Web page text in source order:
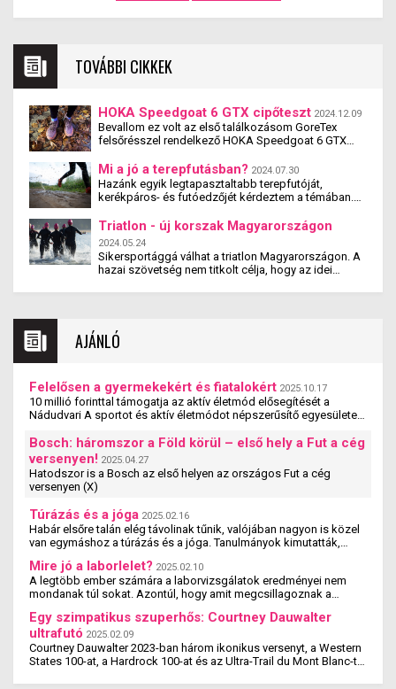
TOVÁBBI CIKKEK
HOKA Speedgoat 6 GTX cipőteszt 2024.12.09
Bevallom ez volt az első találkozásom GoreTex
felsőrésszel rendelkező HOKA Speedgoat 6 GTX
terepviszonyokhoz terveztek. Elvittem a Budai-
hegyekbe egy Balboa körre és a Spartacus ösvényre
is. Így alkalmam nyílt köves szintes terepen,
egynyomtávos gerincúton és patakátkeléseken is
kipróbálni, mit tud.
Mi a jó a terepfutásban? 2024.07.30
Hazánk egyik legtapasztaltabb terepfutóját,
kerékpáros- és futóedzőjét kérdeztem a témában.
kérdésre a választ. Mi a jó a terepfutásban? Lőrincz
Olivér a Plandurance sportszakmai vezetője,
futóedzőként tanítványaival hat női Spartatlon- és
egy 24 órás ultrafutó-győzelmet szerzett. Az utóbbi
években több eredményes és győztes
terepfutóverseny-felkészítés is fűződik a nevéhez.
Triatlon - új korszak Magyarországon
2024.05.24
Sikersportággá válhat a triatlon Magyarországon. A
hazai szövetség nem titkolt célja, hogy az idei
szereplése. Jók az esélyek, a világ élmezőnyébe
világranglistán a párizsi olimpia előtt két hónappal.
AJÁNLÓ
Felelősen a gyermekekért és fiatalokért 2025.10.17
10 millió forinttal támogatja az aktív életmód elősegítését a
Nádudvari A sportot és aktív életmódot népszerűsítő egyesületek,
Bosch: háromszor a Föld körül – első hely a Fut a cég
versenyen! 2025.04.27
Hatodszor is a Bosch az első helyen az országos Fut a cég
versenyen (X)
Túrázás és a jóga 2025.02.16
Habár elsőre talán elég távolinak tűnik, valójában nagyon is közel
van egymáshoz a túrázás és a jóga. Tanulmányok kimutatták,
Mire jó a laborlelet? 2025.02.10
A legtöbb ember számára a laborvizsgálatok eredményei nem
mondanak túl sokat. Azontúl, hogy amit megcsillagoznak a
Egy szimpatikus szuperhős: Courtney Dauwalter
ultrafutó 2025.02.09
Courtney Dauwalter 2023-ban három ikonikus versenyt, a Western
States 100-at, a Hardrock 100-at és az Ultra-Trail du Mont Blanc-t